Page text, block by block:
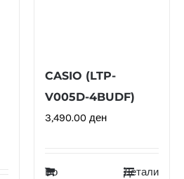
CASIO (LTP-
V005D-4BUDF)
3,490.00 ден
Во
Детали